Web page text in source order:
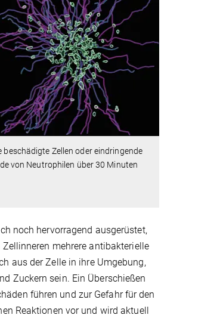
Zellen oder eindringende
von Neutrophilen über 30 Minuten
noch hervorragend ausgerüstet,
mehrere antibakterielle
aus der Zelle in ihre Umgebung,
Zuckern sein. Ein Überschießen
führen und zur Gefahr für den
Reaktionen vor und wird aktuell